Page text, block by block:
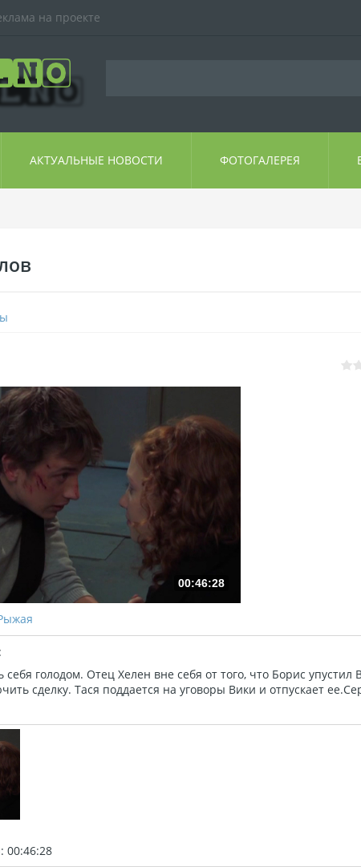
на проекте
АКТУАЛЬНЫЕ НОВОСТИ ФОТОГАЛЕРЕЯ
00:46:28
:
голодом. Отец Хелен вне себя от того, что Борис упустил
сделку. Тася поддается на уговоры Вики и отпускает
: 00:46:28